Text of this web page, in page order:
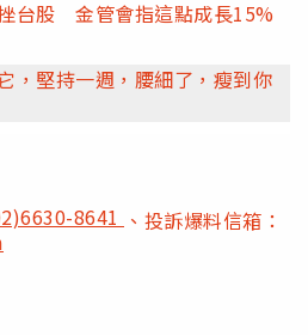
台股 金管會指這點成長15%
，堅持一週，腰細了，瘦到你
8641 、投訴爆料信箱：